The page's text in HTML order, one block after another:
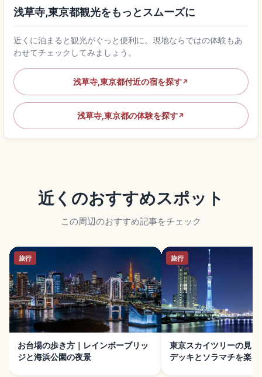
浅草寺,東京都観光をもっとスムーズに
近くに泊まると観光がぐっと便利に。現地ならではの体験もあ
わせてチェックしてみましょう。
浅草寺,東京都付近の宿を探す↗
浅草寺,東京都の体験を探す↗
近くのおすすめスポット
この周辺のおすすめ記事をチェック
旅行
お台場の歩き方｜レインボーブリッ
ジと海浜公園の夜景
旅行
東京スカイツリーの見ど
デッキとソラマチを楽し